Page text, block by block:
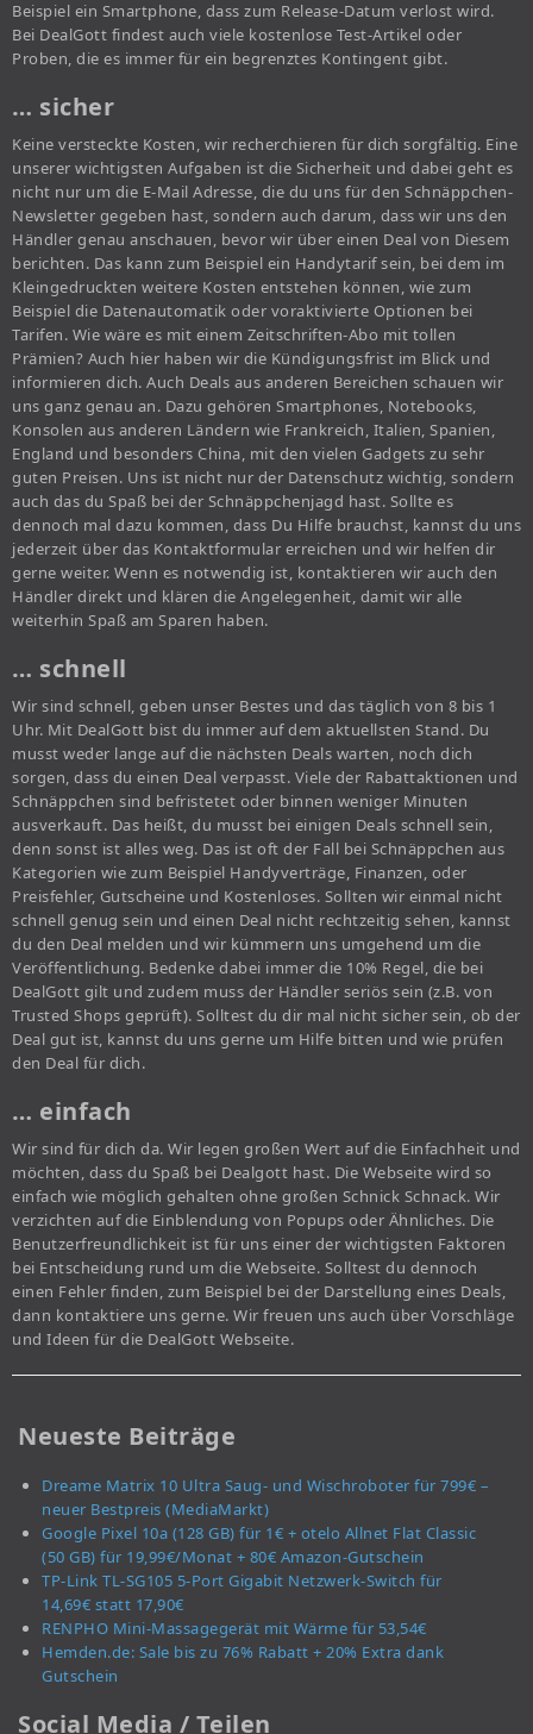
Beispiel ein Smartphone, dass zum Release-Datum verlost wird.
Bei DealGott findest auch viele kostenlose Test-Artikel oder
Proben, die es immer für ein begrenztes Kontingent gibt.
… sicher
Keine versteckte Kosten, wir recherchieren für dich sorgfältig. Eine
unserer wichtigsten Aufgaben ist die Sicherheit und dabei geht es
nicht nur um die E-Mail Adresse, die du uns für den Schnäppchen-
Newsletter gegeben hast, sondern auch darum, dass wir uns den
Händler genau anschauen, bevor wir über einen Deal von Diesem
berichten. Das kann zum Beispiel ein Handytarif sein, bei dem im
Kleingedruckten weitere Kosten entstehen können, wie zum
Beispiel die Datenautomatik oder voraktivierte Optionen bei
Tarifen. Wie wäre es mit einem Zeitschriften-Abo mit tollen
Prämien? Auch hier haben wir die Kündigungsfrist im Blick und
informieren dich. Auch Deals aus anderen Bereichen schauen wir
uns ganz genau an. Dazu gehören Smartphones, Notebooks,
Konsolen aus anderen Ländern wie Frankreich, Italien, Spanien,
England und besonders China, mit den vielen Gadgets zu sehr
guten Preisen. Uns ist nicht nur der Datenschutz wichtig, sondern
auch das du Spaß bei der Schnäppchenjagd hast. Sollte es
dennoch mal dazu kommen, dass Du Hilfe brauchst, kannst du uns
jederzeit über das Kontaktformular erreichen und wir helfen dir
gerne weiter. Wenn es notwendig ist, kontaktieren wir auch den
Händler direkt und klären die Angelegenheit, damit wir alle
weiterhin Spaß am Sparen haben.
… schnell
Wir sind schnell, geben unser Bestes und das täglich von 8 bis 1
Uhr. Mit DealGott bist du immer auf dem aktuellsten Stand. Du
musst weder lange auf die nächsten Deals warten, noch dich
sorgen, dass du einen Deal verpasst. Viele der Rabattaktionen und
Schnäppchen sind befristetet oder binnen weniger Minuten
ausverkauft. Das heißt, du musst bei einigen Deals schnell sein,
denn sonst ist alles weg. Das ist oft der Fall bei Schnäppchen aus
Kategorien wie zum Beispiel Handyverträge, Finanzen, oder
Preisfehler, Gutscheine und Kostenloses. Sollten wir einmal nicht
schnell genug sein und einen Deal nicht rechtzeitig sehen, kannst
du den Deal melden und wir kümmern uns umgehend um die
Veröffentlichung. Bedenke dabei immer die 10% Regel, die bei
DealGott gilt und zudem muss der Händler seriös sein (z.B. von
Trusted Shops geprüft). Solltest du dir mal nicht sicher sein, ob der
Deal gut ist, kannst du uns gerne um Hilfe bitten und wie prüfen
den Deal für dich.
… einfach
Wir sind für dich da. Wir legen großen Wert auf die Einfachheit und
möchten, dass du Spaß bei Dealgott hast. Die Webseite wird so
einfach wie möglich gehalten ohne großen Schnick Schnack. Wir
verzichten auf die Einblendung von Popups oder Ähnliches. Die
Benutzerfreundlichkeit ist für uns einer der wichtigsten Faktoren
bei Entscheidung rund um die Webseite. Solltest du dennoch
einen Fehler finden, zum Beispiel bei der Darstellung eines Deals,
dann kontaktiere uns gerne. Wir freuen uns auch über Vorschläge
und Ideen für die DealGott Webseite.
Neueste Beiträge
Dreame Matrix 10 Ultra Saug- und Wischroboter für 799€ –
neuer Bestpreis (MediaMarkt)
Google Pixel 10a (128 GB) für 1€ + otelo Allnet Flat Classic
(50 GB) für 19,99€/Monat + 80€ Amazon-Gutschein
TP-Link TL-SG105 5-Port Gigabit Netzwerk-Switch für
14,69€ statt 17,90€
RENPHO Mini-Massagegerät mit Wärme für 53,54€
Hemden.de: Sale bis zu 76% Rabatt + 20% Extra dank
Gutschein
Social Media / Teilen